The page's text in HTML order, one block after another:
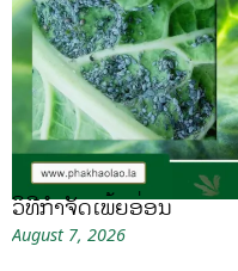
ວິທີກໍາຈັດເພ້ຍອ່ອນ
August 7, 2026